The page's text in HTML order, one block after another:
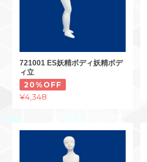
721001 ES妖精ボディ妖精ボデ
ィ立
20%OFF
¥4,348